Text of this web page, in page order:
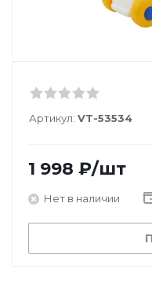
Артикул: VT-53534
1 998 ₽/шт
Нет в наличии